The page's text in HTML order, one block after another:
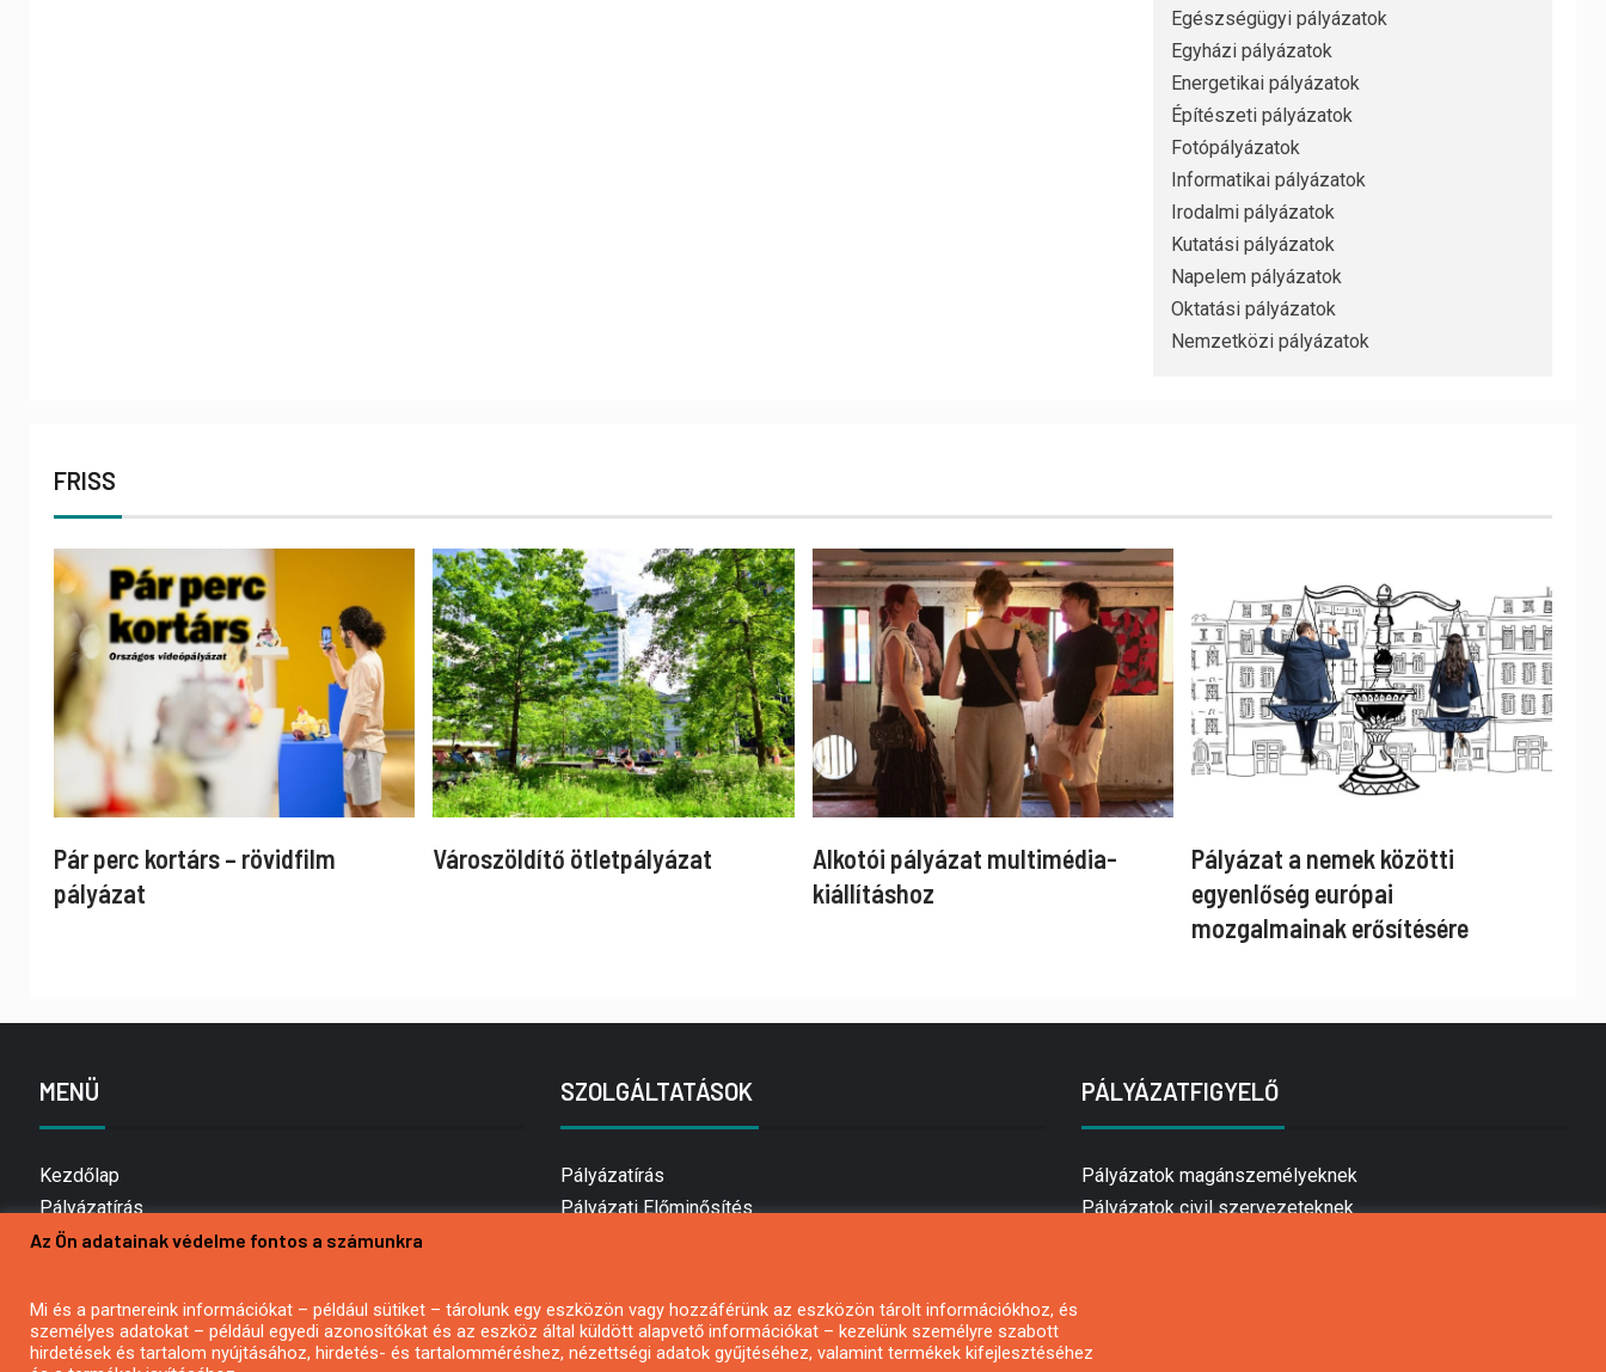
Egészségügyi pályázatok
Egyházi pályázatok
Energetikai pályázatok
Építészeti pályázatok
Fotópályázatok
Informatikai pályázatok
Irodalmi pályázatok
Kutatási pályázatok
Napelem pályázatok
Oktatási pályázatok
Nemzetközi pályázatok
FRISS
Pár perc kortárs – rövidfilm
pályázat
Városzöldítő ötletpályázat
Alkotói pályázat multimédia-
kiállításhoz
Pályázat a nemek közötti
egyenlőség európai
mozgalmainak erősítésére
MENÜ
Kezdőlap
Pályázatírás
Bemutatkozás
Hírlevél feliratkozás
Impresszum
SZOLGÁLTATÁSOK
Pályázatírás
Pályázati Előminősítés
Mezőgazdasági pályázatírás
Pályázatírás magánszemélyeknek
PÁLYÁZATFIGYELŐ
Pályázatok magánszemélyeknek
Pályázatok civil szervezeteknek
Az Ön adatainak védelme fontos a számunkra
Mi és a partnereink információkat – például sütiket – tárolunk egy eszközön vagy hozzáférünk az eszközön tárolt információkhoz, és
személyes adatokat – például egyedi azonosítókat és az eszköz által küldött alapvető információkat – kezelünk személyre szabott
hirdetések és tartalom nyújtásához, hirdetés- és tartalomméréshez, nézettségi adatok gyűjtéséhez, valamint termékek kifejlesztéséhez